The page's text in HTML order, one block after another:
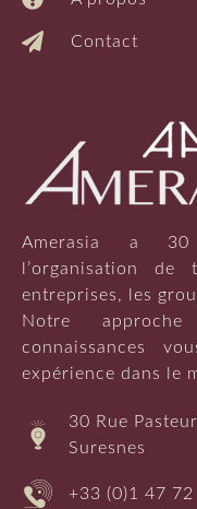
Amerasia a 30
l’organisation
entreprises, les
Notre
connaissances
expérience dans le
30 Rue
Suresnes
+33 (0)1 47
Contact